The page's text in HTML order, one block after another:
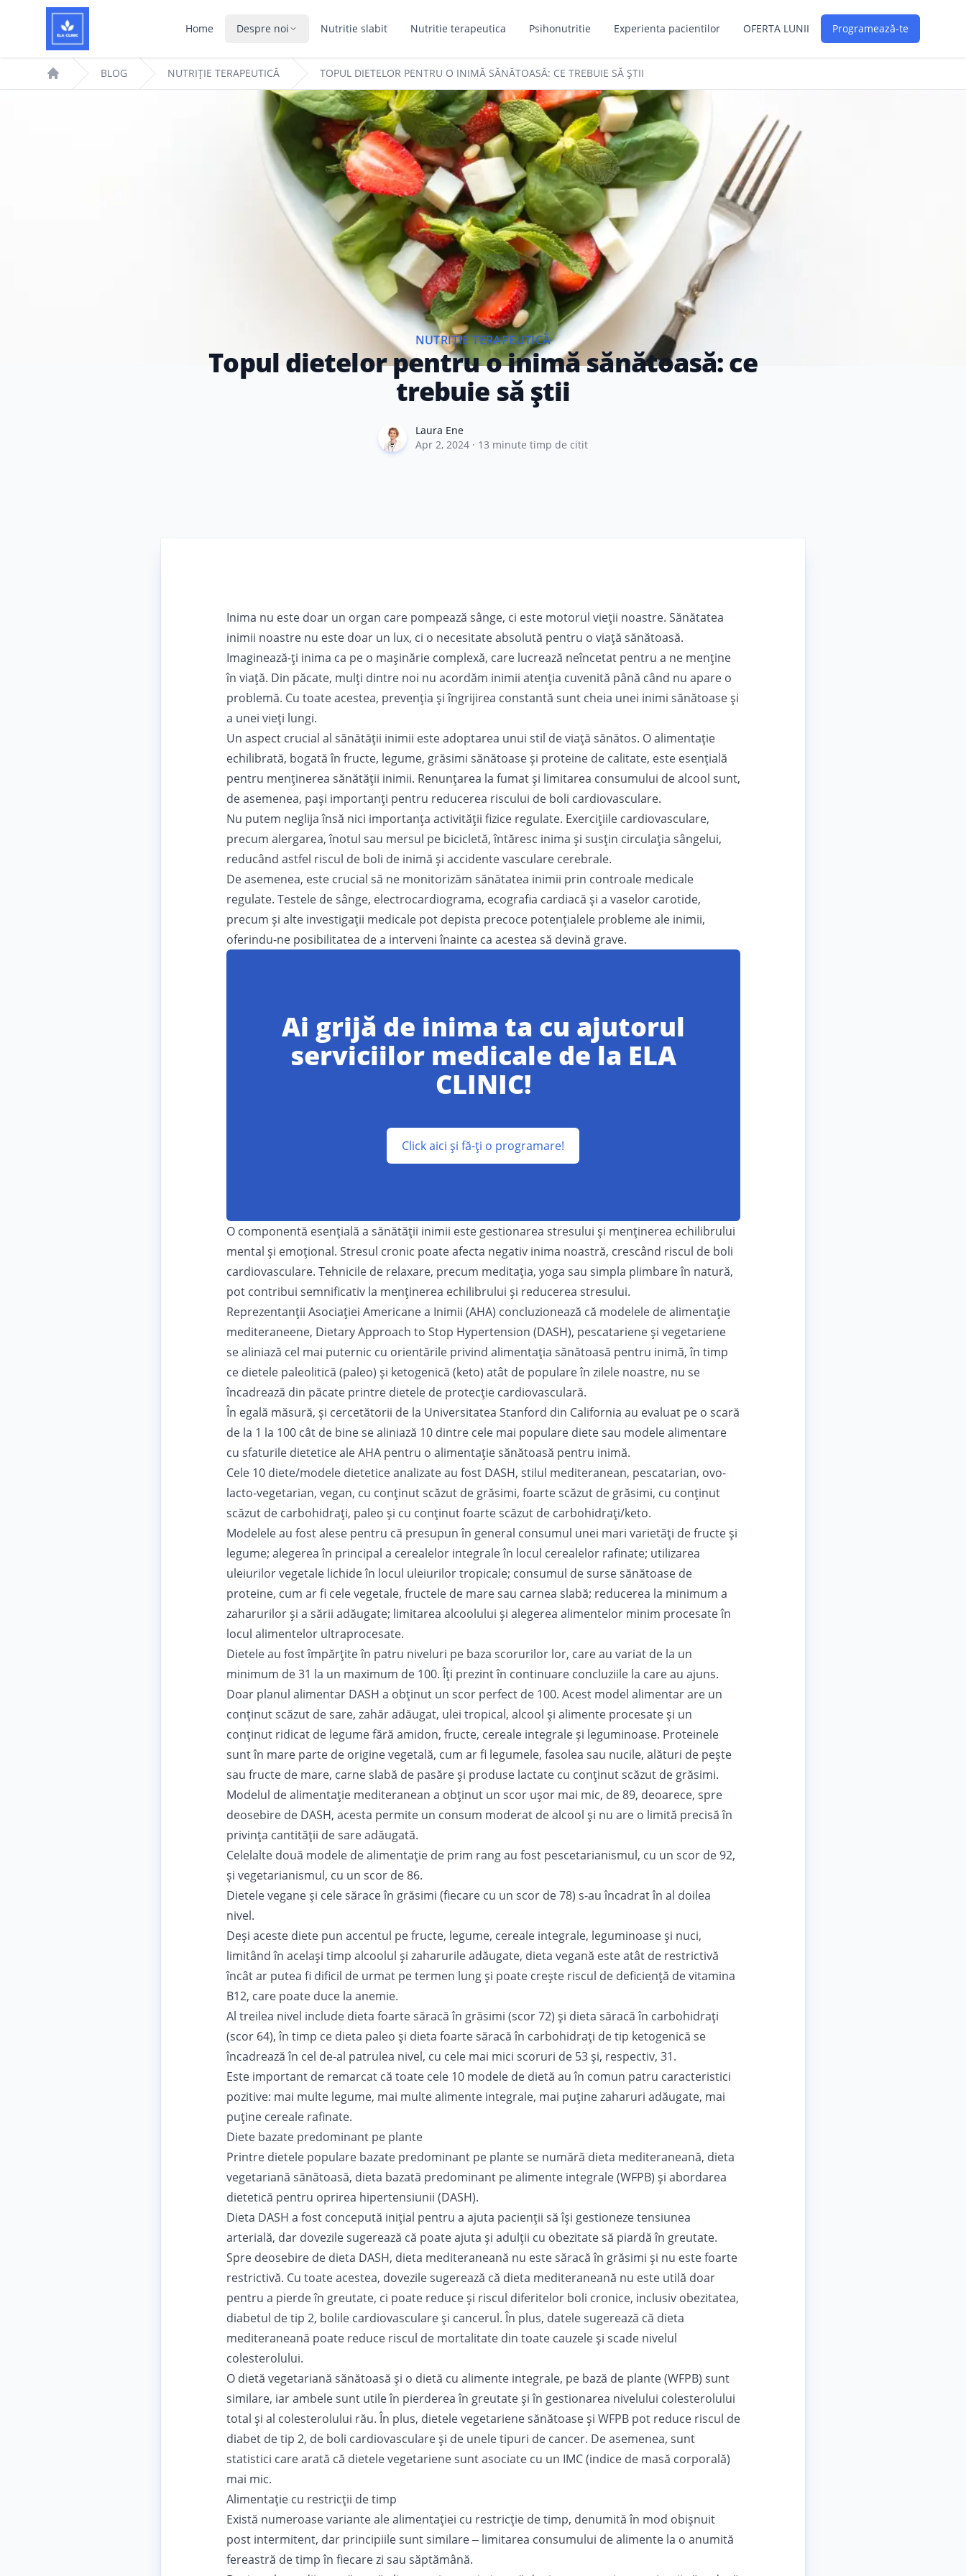
Home Despre noi Nutritie slabit Nutritie terapeutica Psihonutritie Experienta pacientilor OFERTA LUNII Programează-te
Home BLOG NUTRIȚIE TERAPEUTICĂ TOPUL DIETELOR PENTRU O INIMĂ SĂNĂTOASĂ: CE TREBUIE SĂ ȘTII
NUTRIȚIE TERAPEUTICĂ
Topul dietelor pentru o inimă sănătoasă: ce
trebuie să știi
Laura EneLaura Ene
Apr 2, 2024 · 13 minute timp de citit
Inima nu este doar un organ care pompează sânge, ci este motorul vieții noastre. Sănătatea
inimii noastre nu este doar un lux, ci o necesitate absolută pentru o viață sănătoasă.
Imaginează-ți inima ca pe o mașinărie complexă, care lucrează neîncetat pentru a ne menține
în viață. Din păcate, mulți dintre noi nu acordăm inimii atenția cuvenită până când nu apare o
problemă. Cu toate acestea, prevenția și îngrijirea constantă sunt cheia unei inimi sănătoase și
a unei vieți lungi.
Un aspect crucial al sănătății inimii este adoptarea unui stil de viață sănătos. O alimentație
echilibrată, bogată în fructe, legume, grăsimi sănătoase și proteine de calitate, este esențială
pentru menținerea sănătății inimii. Renunțarea la fumat și limitarea consumului de alcool sunt,
de asemenea, pași importanți pentru reducerea riscului de boli cardiovasculare.
Nu putem neglija însă nici importanța activității fizice regulate. Exercițiile cardiovasculare,
precum alergarea, înotul sau mersul pe bicicletă, întăresc inima și susțin circulația sângelui,
reducând astfel riscul de boli de inimă și accidente vasculare cerebrale.
De asemenea, este crucial să ne monitorizăm sănătatea inimii prin controale medicale
regulate. Testele de sânge, electrocardiograma, ecografia cardiacă și a vaselor carotide,
precum și alte investigații medicale pot depista precoce potențialele probleme ale inimii,
oferindu-ne posibilitatea de a interveni înainte ca acestea să devină grave.
Ai grijă de inima ta cu ajutorul
serviciilor medicale de la ELA
CLINIC!
Click aici și fă-ți o programare!
O componentă esențială a sănătății inimii este gestionarea stresului și menținerea echilibrului
mental și emoțional. Stresul cronic poate afecta negativ inima noastră, crescând riscul de boli
cardiovasculare. Tehnicile de relaxare, precum meditația, yoga sau simpla plimbare în natură,
pot contribui semnificativ la menținerea echilibrului și reducerea stresului.
Reprezentanții Asociației Americane a Inimii (AHA) concluzionează că modelele de alimentație
mediteraneene, Dietary Approach to Stop Hypertension (DASH), pescatariene și vegetariene
se aliniază cel mai puternic cu orientările privind alimentația sănătoasă pentru inimă, în timp
ce dietele paleolitică (paleo) și ketogenică (keto) atât de populare în zilele noastre, nu se
încadrează din păcate printre dietele de protecție cardiovasculară.
În egală măsură, și cercetătorii de la Universitatea Stanford din California au evaluatpe o scară
de la 1 la 100 cât de bine se aliniază 10 dintre cele mai populare diete sau modele alimentare
cu sfaturile dietetice ale AHA pentru o alimentație sănătoasă pentru inimă.
Cele 10 diete/modele dietetice analizate au fost DASH, stilul mediteranean, pescatarian, ovo-
lacto-vegetarian, vegan, cu conținut scăzut de grăsimi, foarte scăzut de grăsimi, cu conținut
scăzut de carbohidrați, paleo și cu conținut foarte scăzut de carbohidrați/keto.
Modelele au fost alese pentru că presupun în general consumul unei mari varietăți de fructe și
legume; alegerea în principal a cerealelor integrale în locul cerealelor rafinate; utilizarea
uleiurilor vegetale lichide în locul uleiurilor tropicale; consumul de surse sănătoase de
proteine, cum ar fi cele vegetale, fructele de mare sau carnea slabă; reducerea la minimum a
zaharurilor și a sării adăugate; limitarea alcoolului și alegerea alimentelor minim procesate în
locul alimentelor ultraprocesate.
Dietele au fost împărțite în patru niveluri pe baza scorurilor lor, care au variat de la un
minimum de 31 la un maximum de 100. Îți prezint în continuare concluziile la care au ajuns.
Doar planul alimentar DASH a obținut un scor perfect de 100. Acest model alimentar are un
conținut scăzut de sare, zahăr adăugat, ulei tropical, alcool și alimente procesate și un
conținut ridicat de legume fără amidon, fructe, cereale integrale și leguminoase. Proteinele
sunt în mare parte de origine vegetală, cum ar fi legumele, fasolea sau nucile, alături de pește
sau fructe de mare, carne slabă de pasăre și produse lactate cu conținut scăzut de grăsimi.
Modelul de alimentație mediteranean a obținut un scor ușor mai mic, de 89, deoarece, spre
deosebire de DASH, acesta permite un consum moderat de alcool și nu are o limită precisă în
privința cantității de sare adăugată.
Celelalte două modele de alimentație de prim rang au fost pescetarianismul, cu un scor de 92,
și vegetarianismul, cu un scor de 86.
Dietele vegane și cele sărace în grăsimi (fiecare cu un scor de 78) s-au încadrat în al doilea
nivel.
Deși aceste diete pun accentul pe fructe, legume, cereale integrale, leguminoase și nuci,
limitând în același timp alcoolul și zaharurile adăugate, dieta vegană este atât de restrictivă
încât ar putea fi dificil de urmat pe termen lung și poate crește riscul de deficiență de vitamina
B12, care poate duce la anemie.
Al treilea nivel include dieta foarte săracă în grăsimi (scor 72) și dieta săracă în carbohidrați
(scor 64), în timp ce dieta paleo și dieta foarte săracă în carbohidrați de tip ketogenică se
încadrează în cel de-al patrulea nivel, cu cele mai mici scoruri de 53 și, respectiv, 31.
Este important de remarcat că toate cele 10 modele de dietă au în comun patru caracteristici
pozitive: mai multe legume, mai multe alimente integrale, mai puține zaharuri adăugate, mai
puține cereale rafinate.
Diete bazate predominant pe plante
Printre dietele populare bazate predominant pe plante se numără dieta mediteraneană, dieta
vegetariană sănătoasă, dieta bazată predominant pe alimente integrale (WFPB) și abordarea
dietetică pentru oprirea hipertensiunii (DASH).
Dieta DASH a fost concepută inițial pentru a ajuta pacienții să își gestioneze tensiunea
arterială, dar dovezile sugerează că poate ajuta și adulții cu obezitate să piardă în greutate.
Spre deosebire de dieta DASH, dieta mediteraneană nu este săracă în grăsimi și nu este foarte
restrictivă. Cu toate acestea, dovezile sugerează că dieta mediteraneană nu este utilă doar
pentru a pierde în greutate, ci poate reduce și riscul diferitelor boli cronice, inclusiv obezitatea,
diabetul de tip 2, bolile cardiovasculare și cancerul. În plus, datele sugerează că dieta
mediteraneană poate reduce riscul de mortalitate din toate cauzele și scade nivelul
colesterolului.
O dietă vegetariană sănătoasă și o dietă cu alimente integrale, pe bază de plante (WFPB) sunt
similare, iar ambele sunt utile în pierderea în greutate și în gestionarea nivelului colesterolului
total și al colesterolului rău. În plus, dietele vegetariene sănătoase și WFPB pot reduce riscul de
diabet de tip 2, de boli cardiovasculare și de unele tipuri de cancer. De asemenea, sunt
statistici care arată că dietele vegetariene sunt asociate cu un IMC (indice de masă corporală)
mai mic.
Alimentație cu restricții de timp
Există numeroase variante ale alimentației cu restricție de timp, denumită în mod obișnuit
post intermitent, dar principiile sunt similare ‒ limitarea consumului de alimente la o anumită
fereastră de timp în fiecare zi sau săptămână.